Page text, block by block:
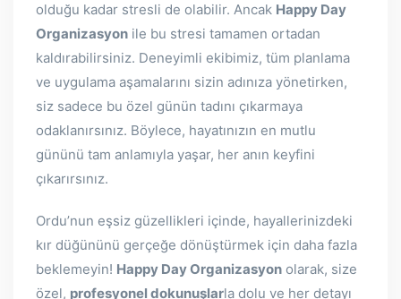
olduğu kadar stresli de olabilir. Ancak Happy Day
Organizasyon ile bu stresi tamamen ortadan
kaldırabilirsiniz. Deneyimli ekibimiz, tüm planlama
ve uygulama aşamalarını sizin adınıza yönetirken,
siz sadece bu özel günün tadını çıkarmaya
odaklanırsınız. Böylece, hayatınızın en mutlu
gününü tam anlamıyla yaşar, her anın keyfini
çıkarırsınız.
Ordu’nun eşsiz güzellikleri içinde, hayallerinizdeki
kır düğününü gerçeğe dönüştürmek için daha fazla
beklemeyin! Happy Day Organizasyon olarak, size
özel, profesyonel dokunuşlarla dolu ve her detayı